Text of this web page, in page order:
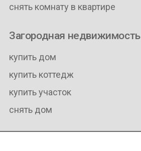
снять комнату в квартире
Загородная недвижимость
купить дом
купить коттедж
купить участок
снять дом